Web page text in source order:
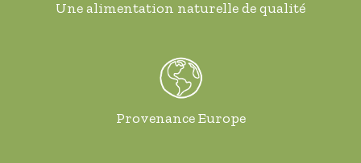
Une alimentation naturelle de qualité
Provenance Europe